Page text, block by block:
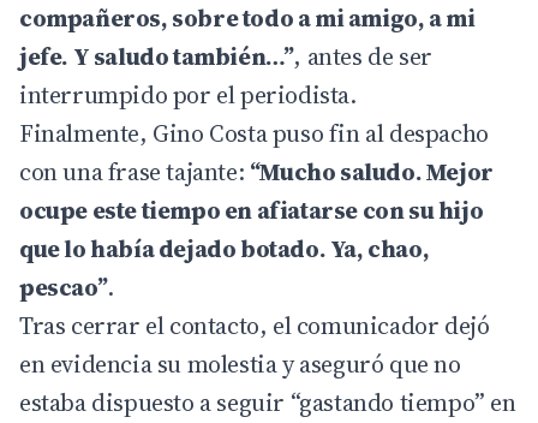
compañeros, sobre todo a mi amigo, a mi
jefe. Y saludo también…”, antes de ser
interrumpido por el periodista.
Finalmente, Gino Costa puso fin al despacho
con una frase tajante: “Mucho saludo. Mejor
ocupe este tiempo en afiatarse con su hijo
que lo había dejado botado. Ya, chao,
pescao”.
Tras cerrar el contacto, el comunicador dejó
en evidencia su molestia y aseguró que no
estaba dispuesto a seguir “gastando tiempo” en